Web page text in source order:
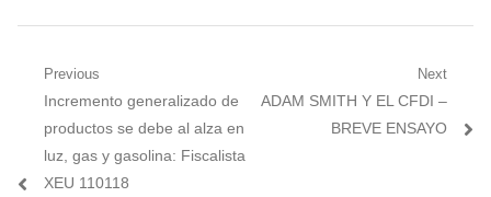
Navegación
entradas
Previous
Previous
post:
Incremento generalizado de
productos se debe al alza en
luz, gas y gasolina: Fiscalista
XEU 110118
Next
Next
ADAM SMITH Y EL CFDI –
BREVE ENSAYO